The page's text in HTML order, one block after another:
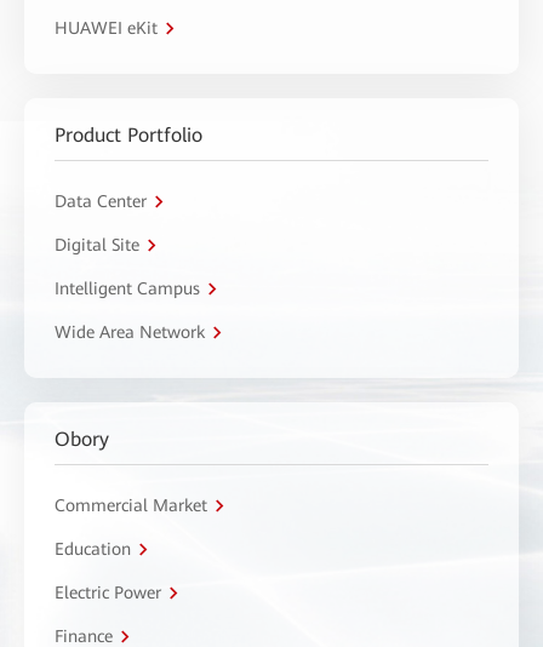
HUAWEI eKit
Product Portfolio
Data Center
Digital Site
Intelligent Campus
Wide Area Network
Obory
Commercial Market
Education
Electric Power
Finance